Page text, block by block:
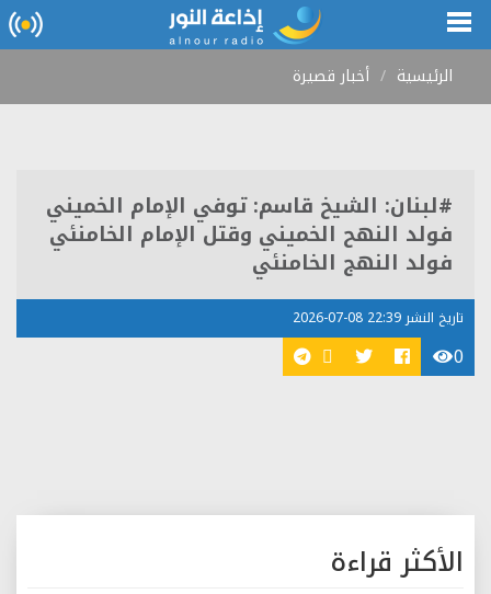
الرئيسية أخبار قصيرة
#لبنان: الشيخ قاسم: توفي الإمام الخميني
فولد النهح الخميني وقتل الإمام الخامنئي
فولد النهج الخامنئي
تاريخ النشر 22:39 08-07-2026
0
الأكثر قراءة